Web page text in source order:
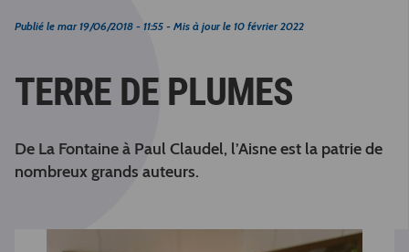
Publié le mar 19/06/2018 - 11:55 - Mis à jour le 10 février 2022
TERRE DE PLUMES
De La Fontaine à Paul Claudel, l’Aisne est la patrie de
nombreux grands auteurs.